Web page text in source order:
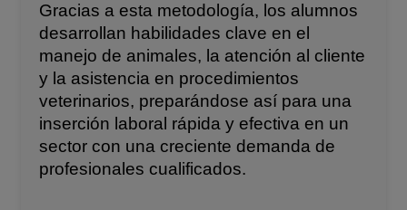
Gracias a esta metodología, los alumnos
desarrollan habilidades clave en el
manejo de animales, la atención al cliente
y la asistencia en procedimientos
veterinarios, preparándose así para una
inserción laboral rápida y efectiva en un
sector con una creciente demanda de
profesionales cualificados.